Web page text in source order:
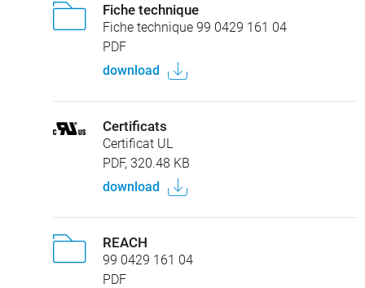
Fiche technique
Fiche technique 99 0429 161 04
PDF
download
Certificats
Certificat UL
PDF, 320.48 KB
download
REACH
99 0429 161 04
PDF